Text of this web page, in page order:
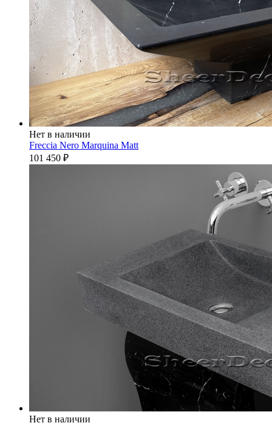
Нет в наличии
Freccia Nero Marquina Matt
101 450 ₽
Нет в наличии